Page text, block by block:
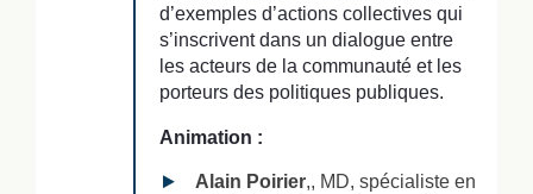
d’exemples d’actions collectives qui
s’inscrivent dans un dialogue entre
les acteurs de la communauté et les
porteurs des politiques publiques.
Animation :
Alain Poirier,, MD, spécialiste en